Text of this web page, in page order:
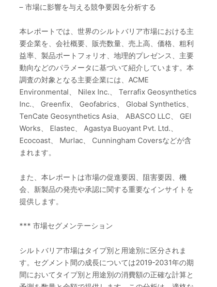
– 市場に影響を与える競争要因を分析する
本レポートでは、世界のシルトバリア市場における主
要企業を、会社概要、販売数量、売上高、価格、粗利
益率、製品ポートフォリオ、地理的プレゼンス、主要
動向などのパラメータに基づいて紹介しています。本
調査の対象となる主要企業には、ACME
Environmental、 Nilex Inc.、 Terrafix Geosynthetics
Inc.、 Greenfix、 Geofabrics、 Global Synthetics、
TenCate Geosynthetics Asia、 ABASCO LLC、 GEI
Works、 Elastec、 Agastya Buoyant Pvt. Ltd.、
Ecocoast、 Murlac、 Cunningham Coversなどが含
まれます。
また、本レポートは市場の促進要因、阻害要因、機
会、新製品の発売や承認に関する重要なインサイトを
提供します。
*** 市場セグメンテーション
シルトバリア市場はタイプ別と用途別に区分されま
す。セグメント間の成長については2019-2031年の期
間においてタイプ別と用途別の消費額の正確な計算と